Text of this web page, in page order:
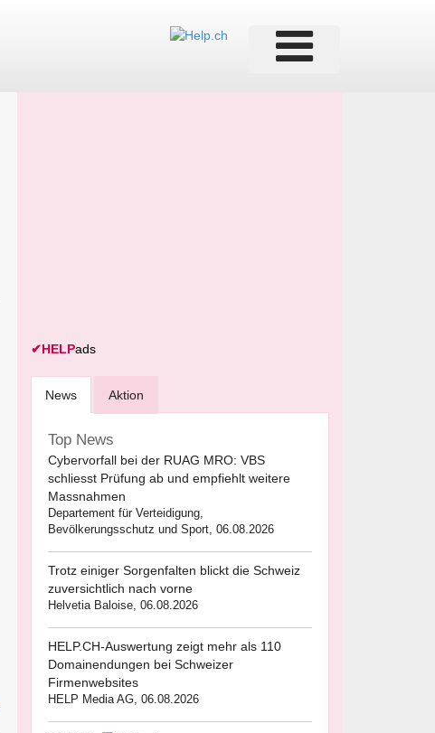
✔HELPads
News Aktion
Top News
Cybervorfall bei der RUAG MRO: VBS
schliesst Prüfung ab und empfiehlt weitere
Massnahmen
Departement für Verteidigung,
Bevölkerungsschutz und Sport, 06.08.2026
Trotz einiger Sorgenfalten blickt die Schweiz
zuversichtlich nach vorne
Helvetia Baloise, 06.08.2026
HELP.CH-Auswertung zeigt mehr als 110
Domainendungen bei Schweizer
Firmenwebsites
HELP Media AG, 06.08.2026